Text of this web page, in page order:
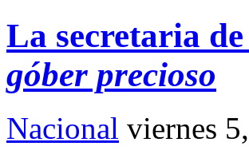
La secretaria
góber precioso
Nacional viernes